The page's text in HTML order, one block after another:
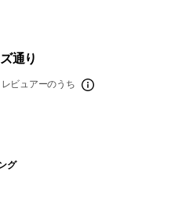
通り
レビュアーのうち
グ